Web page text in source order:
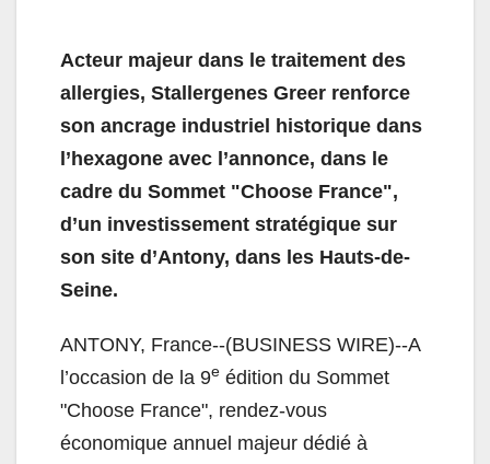
Acteur majeur dans le traitement des
allergies, Stallergenes Greer renforce
son ancrage industriel historique dans
l’hexagone avec l’annonce, dans le
cadre du Sommet "Choose France",
d’un investissement stratégique sur
son site d’Antony, dans les Hauts-de-
Seine.
ANTONY, France--(BUSINESS WIRE)--A
l’occasion de la 9e édition du Sommet
"Choose France", rendez-vous
économique annuel majeur dédié à